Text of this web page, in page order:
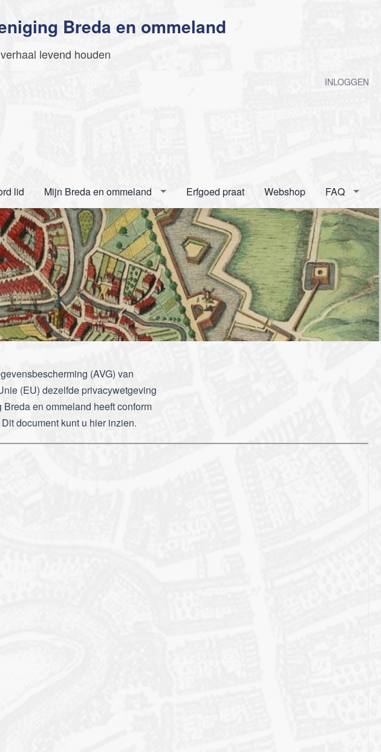
Breda en ommeland
levend houden
INLOGGEN
lid Mijn Breda en ommeland Erfgoed praat Webshop FAQ
(AVG) van
(EU) dezelfde privacywetgeving
en ommeland heeft conform
document kunt u hier inzien.